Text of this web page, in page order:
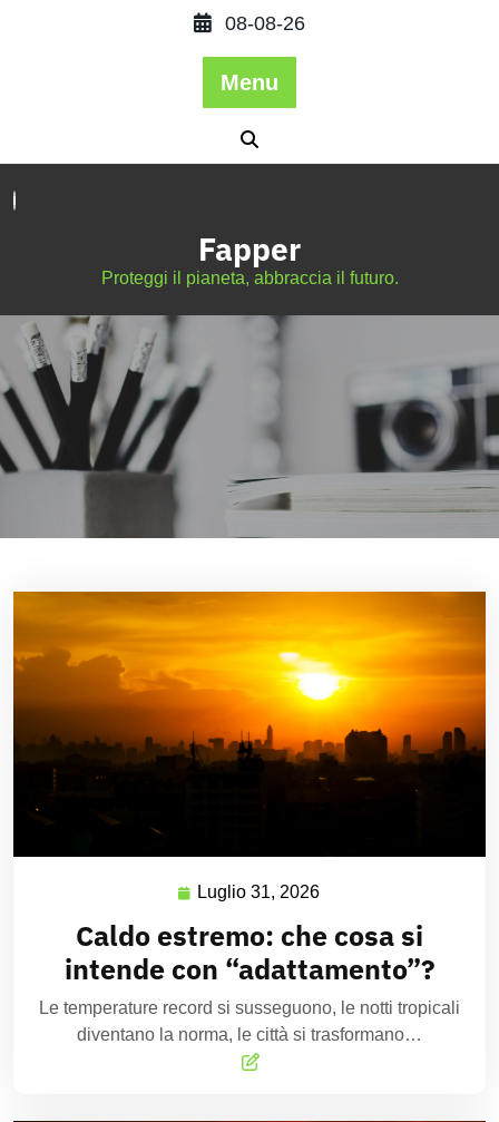
08-08-26
Menu
Fapper
Proteggi il pianeta, abbraccia il futuro.
Luglio 31, 2026
Caldo estremo: che cosa si
intende con “adattamento”?
Le temperature record si susseguono, le notti tropicali
diventano la norma, le città si trasformano…